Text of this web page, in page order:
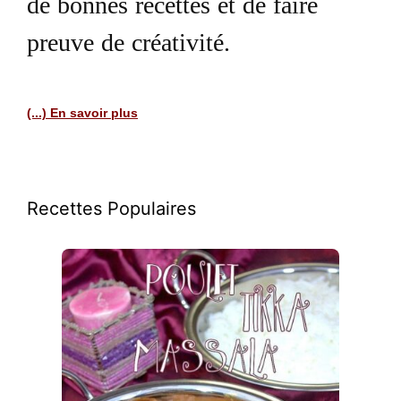
de bonnes recettes et de faire
preuve de créativité.
(...) En savoir plus
Recettes Populaires